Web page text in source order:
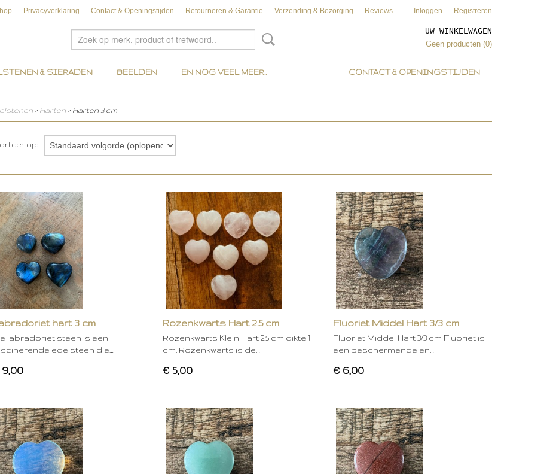
Privacyverklaring Contact & Openingstijden Retourneren & Garantie Verzending & Bezorging Reviews Inloggen Registreren
UW WINKELWAGEN
Geen producten (0)
CONTACT & OPENINGSTIJDEN
& SIERADEN BEELDEN EN NOG VEEL MEER..
> Harten > Harten 3 cm
op:
hart 3 cm
labradoriet steen is een
edelsteen die…
Rozenkwarts Hart 2.5 cm
Rozenkwarts Klein Hart 2.5 cm dikte 1
cm. Rozenkwarts is de…
€ 5,00
Fluoriet Middel Hart 3/3 cm
Fluoriet Middel Hart 3/3 cm Fluoriet is
een beschermende en…
€ 6,00